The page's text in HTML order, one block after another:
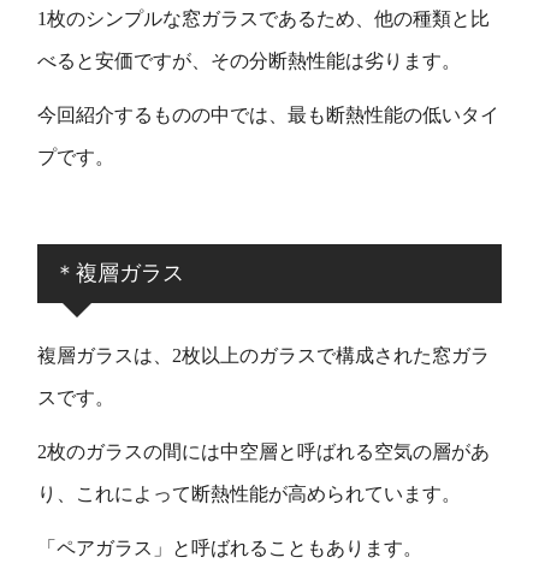
1枚のシンプルな窓ガラスであるため、他の種類と比
べると安価ですが、その分断熱性能は劣ります。
今回紹介するものの中では、最も断熱性能の低いタイ
プです。
＊複層ガラス
複層ガラスは、2枚以上のガラスで構成された窓ガラ
スです。
2枚のガラスの間には中空層と呼ばれる空気の層があ
り、これによって断熱性能が高められています。
「ペアガラス」と呼ばれることもあります。